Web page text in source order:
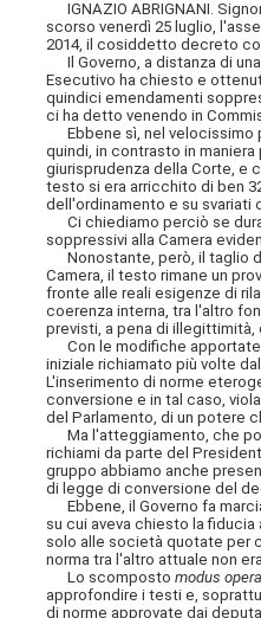
IGNAZIO ABRIGNANI.
scorso venerdì 25 luglio,
2014, il cosiddetto decreto
Il Governo, a distanza di
Esecutivo ha chiesto e
quindici emendamenti
ci ha detto venendo in
Ebbene sì, nel velocissimo
quindi, in contrasto in
giurisprudenza della Corte, e
testo si era arricchito di ben
dell'ordinamento e su svariati
Ci chiediamo perciò se
soppressivi alla Camera
Nonostante, però, il taglio
Camera, il testo rimane un
fronte alle reali esigenze di
coerenza interna, tra l'altro
previsti, a pena di
Con le modifiche apportate
iniziale richiamato più volte
L'inserimento di norme
conversione e in tal caso,
del Parlamento, di un potere
Ma l'atteggiamento, che
richiami da parte del
gruppo abbiamo anche
di legge di conversione del
Ebbene, il Governo fa
su cui aveva chiesto la
solo alle società quotate per
norma tra l'altro attuale non
Lo scompostomodus
approfondire i testi e,
di norme approvate dai